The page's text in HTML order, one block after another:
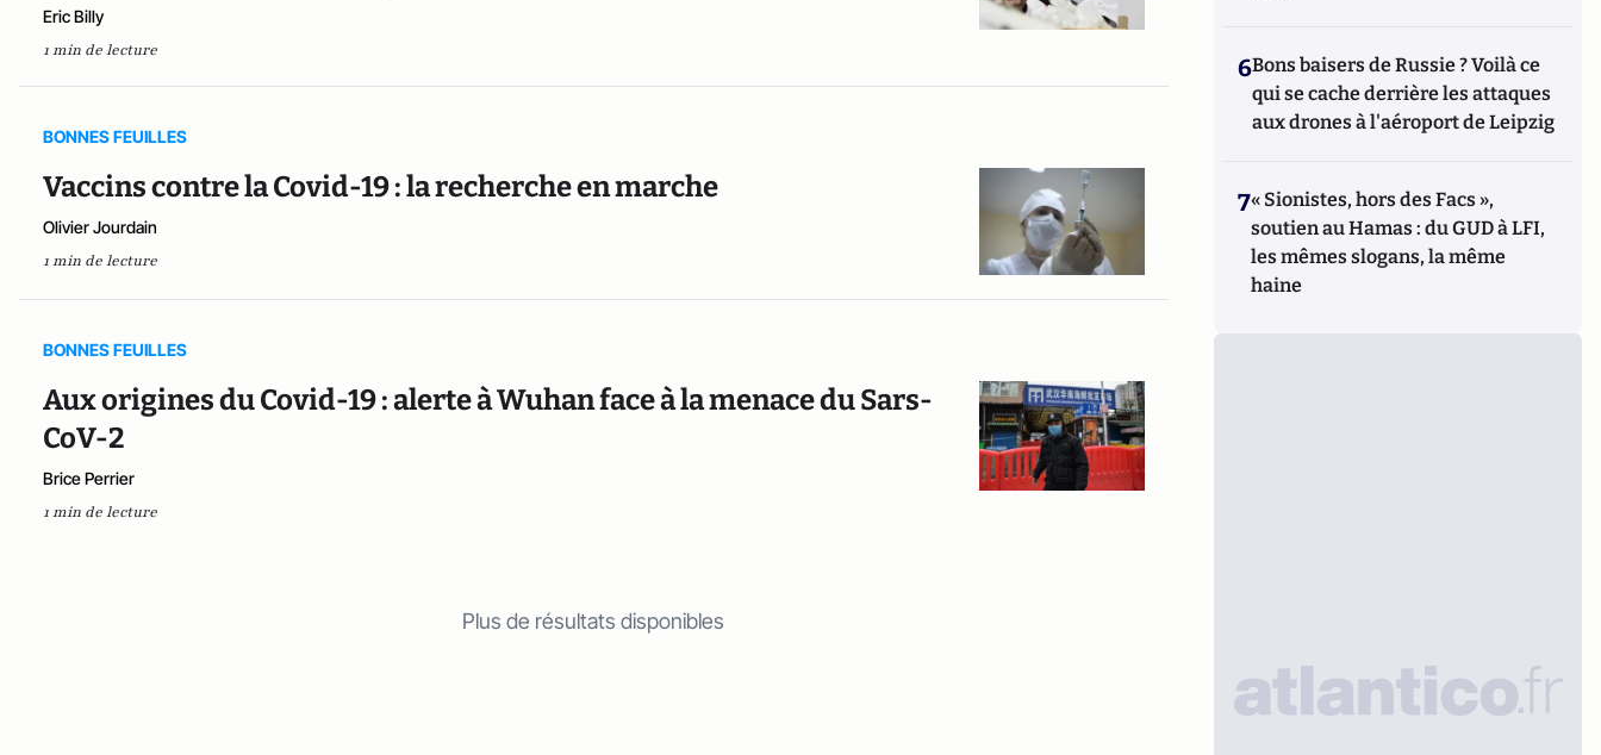
Eric Billy
1 min de lecture
BONNES FEUILLES
Vaccins contre la Covid-19 : la recherche en marche
Olivier Jourdain
1 min de lecture
BONNES FEUILLES
Aux origines du Covid-19 : alerte à Wuhan face à la menace du Sars-
CoV-2
Brice Perrier
1 min de lecture
Plus de résultats disponibles
6Bons baisers de Russie ? Voilà ce
qui se cache derrière les attaques
aux drones à l'aéroport de Leipzig
7« Sionistes, hors des Facs »,
soutien au Hamas : du GUD à LFI,
les mêmes slogans, la même
haine